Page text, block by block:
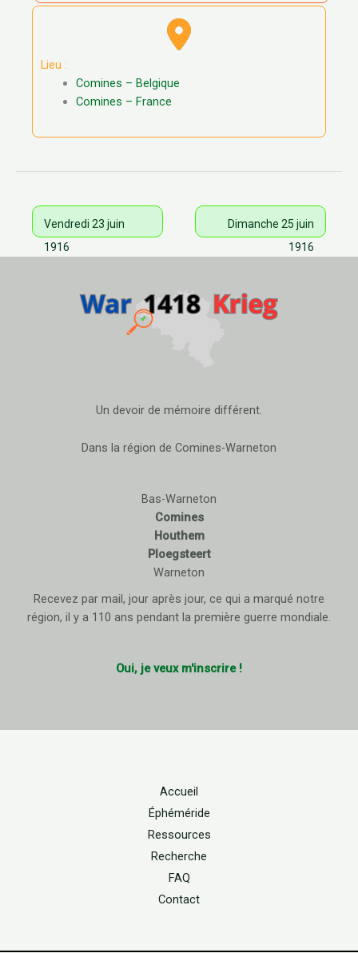
Lieu :
Comines – Belgique
Comines – France
Vendredi 23 juin
1916
Dimanche 25 juin
1916
Un devoir de mémoire différent.
Dans la région de Comines-Warneton
Bas-Warneton
Comines
Houthem
Ploegsteert
Warneton
Recevez par mail, jour après jour, ce qui a marqué notre
région, il y a 110 ans pendant la première guerre mondiale.
Oui, je veux m'inscrire !
Accueil
Éphéméride
Ressources
Recherche
FAQ
Contact